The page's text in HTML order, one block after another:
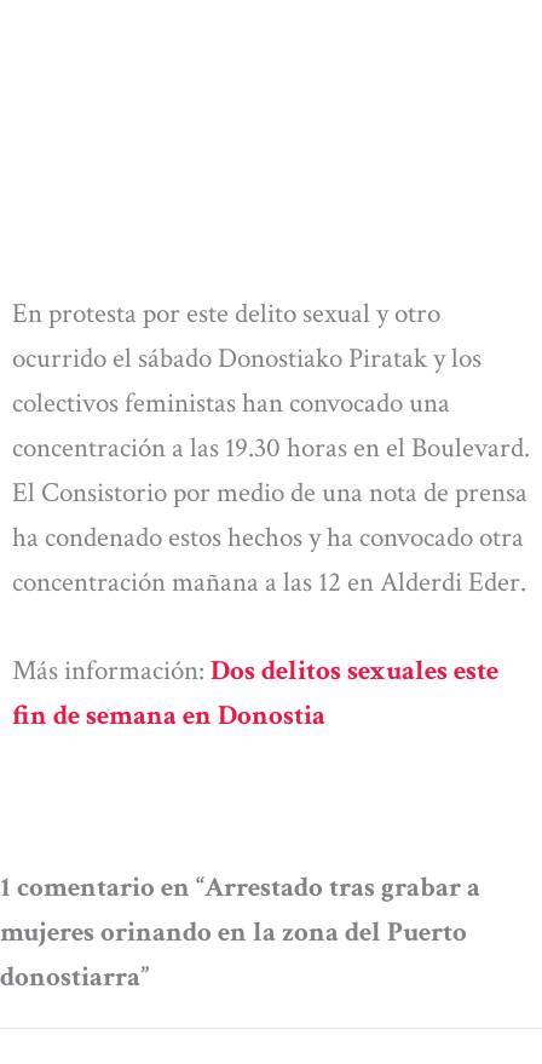
En protesta por este delito sexual y otro
ocurrido el sábado Donostiako Piratak y los
colectivos feministas han convocado una
concentración a las 19.30 horas en el Boulevard.
El Consistorio por medio de una nota de prensa
ha condenado estos hechos y ha convocado otra
concentración mañana a las 12 en Alderdi Eder.
Más información: Dos delitos sexuales este
fin de semana en Donostia
1 comentario en “Arrestado tras grabar a
mujeres orinando en la zona del Puerto
donostiarra”